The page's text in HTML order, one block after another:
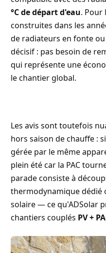
°C de départ d'eau. Pour
construites dans les
de radiateurs en fonte
décisif : pas besoin de
qui représente une
le chantier global.
Les avis sont toutefois
hors saison de chauffe :
gérée par le même
plein été car la PAC
parade consiste à
thermodynamique dédié
solaire — ce qu'ADSolar
chantiers couplés PV +